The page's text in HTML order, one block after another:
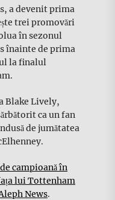
a devenit prima
trei promovări
în sezonul
înainte de prima
la finalul
Blake Lively,
ca un fan
de jumătatea
campioană în
lui Tottenham
News.